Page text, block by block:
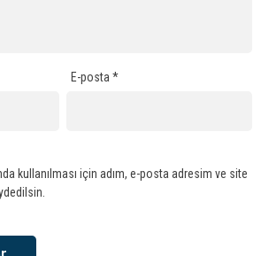
E-posta*
kullanılması için adım, e-posta adresim ve site